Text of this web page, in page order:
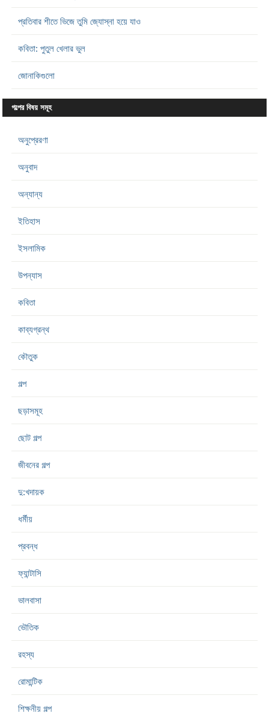
প্রতিবার শীতে ভিজে তুমি জ্যোস্না হয়ে যাও
কবিতা: পুতুল খেলার ভুল
জোনাকিগুলো
গল্পের বিষয় সমূহ
অনুপ্রেরণা
অনুবাদ
অন্যান্য
ইতিহাস
ইসলামিক
উপন্যাস
কবিতা
কাব্যগ্রন্থ
কৌতুক
গল্প
ছড়াসমূহ
ছোট গল্প
জীবনের গল্প
দু:খদায়ক
ধর্মীয়
প্রবন্ধ
ফ্যান্টাসি
ভালবাসা
ভৌতিক
রহস্য
রোমান্টিক
শিক্ষনীয় গল্প